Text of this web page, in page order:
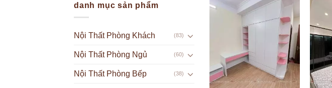
danh mục sản phẩm
Nội Thất Phòng Khách (83)
Nội Thất Phòng Ngủ (60)
Nội Thất Phòng Bếp (38)